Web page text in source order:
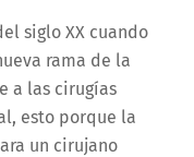
siglo XX cuando
rama de la
a las cirugías
esto porque la
un cirujano